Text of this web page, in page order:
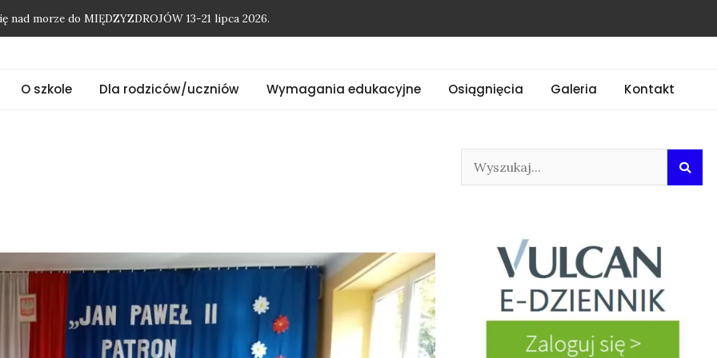
O szkole Dla rodziców/uczniów Wymagania edukacyjne Osiągnięcia Galeria Kontakt